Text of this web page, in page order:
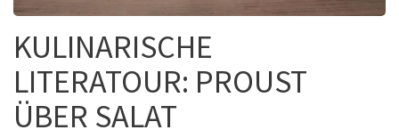
KULINARISCHE
LITERATOUR: PROUST
ÜBER SALAT